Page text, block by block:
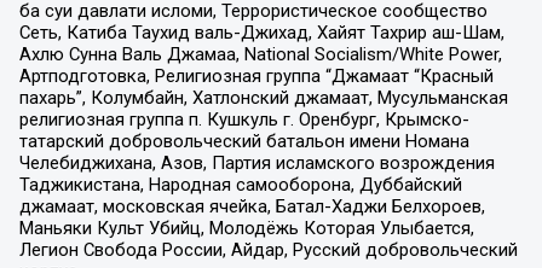
ба суи давлати исломи, Террористическое сообщество
Сеть, Катиба Таухид валь-Джихад, Хайят Тахрир аш-Шам,
Ахлю Сунна Валь Джамаа, National Socialism/White Power,
Артподготовка, Религиозная группа “Джамаат “Красный
пахарь”, Колумбайн, Хатлонский джамаат, Мусульманская
религиозная группа п. Кушкуль г. Оренбург, Крымско-
татарский добровольческий батальон имени Номана
Челебиджихана, Азов, Партия исламского возрождения
Таджикистана, Народная самооборона, Дуббайский
джамаат, московская ячейка, Батал-Хаджи Белхороев,
Маньяки Культ Убийц, Молодёжь Которая Улыбается,
Легион Свобода России, Айдар, Русский добровольческий